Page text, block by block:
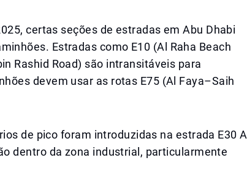
certas seções de estradas em Abu Dhabi
Estradas como E10 (Al Raha Beach
Rashid Road) são intransitáveis para
devem usar as rotas E75 (Al Faya–Saih
de pico foram introduzidas na estrada E30 Al
dentro da zona industrial, particularmente